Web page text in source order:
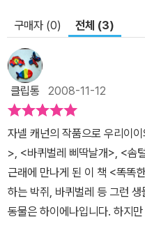
구매자 (0) 전체 (3)
클립통 2008-11-12
자넬 캐넌의 작품으로 우리이
>, <바퀴벌레 삐딱날개>, <솜
근래에 만나게 된 이 책 <똑똑
하는 박쥐, 바퀴벌레 등 그런
동물은 하이에나입니다. 하지